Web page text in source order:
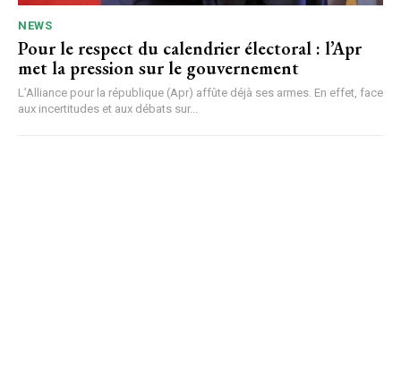
NEWS
Pour le respect du calendrier électoral : l’Apr
met la pression sur le gouvernement
L’Alliance pour la république (Apr) affûte déjà ses armes. En effet, face
aux incertitudes et aux débats sur...